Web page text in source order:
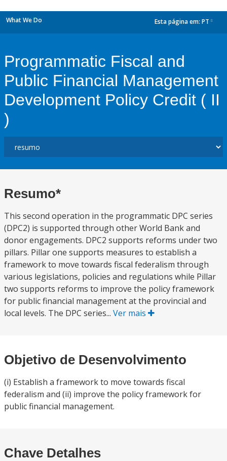
What We Do Esta página em: PT
Programmatic Fiscal and
Public Financial Management
Development Policy Credit ( II
)
Resumo*
This second operation in the programmatic DPC series
(DPC2) is supported through other World Bank and
donor engagements. DPC2 supports reforms under two
pillars. Pillar one supports measures to establish a
framework to move towards fiscal federalism through
various legislations, policies and regulations while Pillar
two supports reforms to improve the policy framework
for public financial management at the provincial and
local levels. The DPC series... Ver mais
Objetivo de Desenvolvimento
(i) Establish a framework to move towards fiscal
federalism and (ii) improve the policy framework for
public financial management.
Chave Detalhes